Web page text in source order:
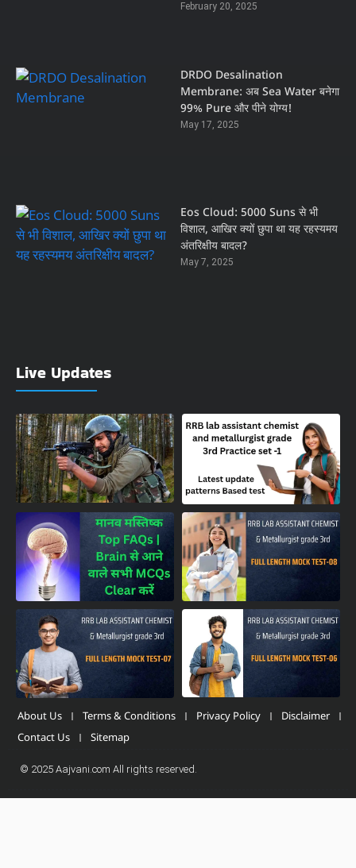
February 20, 2025
DRDO Desalination
Membrane: अब Sea Water बनेगा
99% Pure और पीने योग्य!
May 17, 2025
Eos Cloud: 5000 Suns से भी
विशाल, आखिर क्यों छुपा था यह रहस्यमय
अंतरिक्षीय बादल?
May 7, 2025
Live Updates
About Us Terms & Conditions Privacy Policy
Disclaimer
Contact Us
Sitemap
© 2025 Aajvani.com All rights reserved.